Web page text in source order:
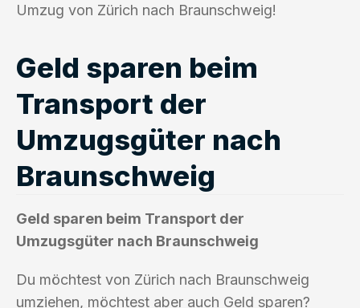
Umzug von Zürich nach Braunschweig!
Geld sparen beim
Transport der
Umzugsgüter nach
Braunschweig
Geld sparen beim Transport der
Umzugsgüter nach Braunschweig
Du möchtest von Zürich nach Braunschweig
umziehen, möchtest aber auch Geld sparen?